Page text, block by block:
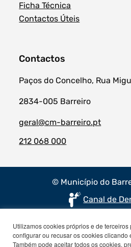
Ficha Técnica
Contactos Úteis
Contactos
Paços do Concelho, Rua
2834-005 Barreiro
geral@cm-barreiro.pt
212 068 000
© Município do
Canal de
Utilizamos cookies próprios e de
configurar ou recusar os cookies clicando
Também pode aceitar todos os cookies,